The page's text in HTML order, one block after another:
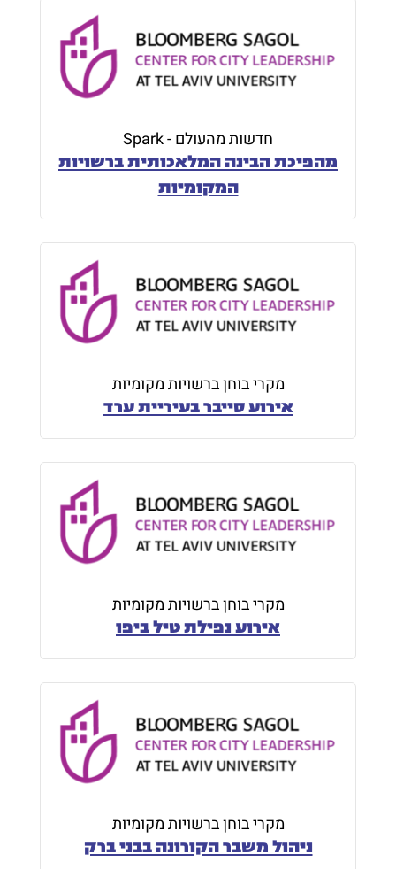
חדשות מהעולם - Spark
מהפיכת הבינה המלאכותית ברשויות
המקומיות
מקרי בוחן ברשויות מקומיות
אירוע סייבר בעיריית ערד
מקרי בוחן ברשויות מקומיות
אירוע נפילת טיל ביפו
מקרי בוחן ברשויות מקומיות
ניהול משבר הקורונה בבני ברק